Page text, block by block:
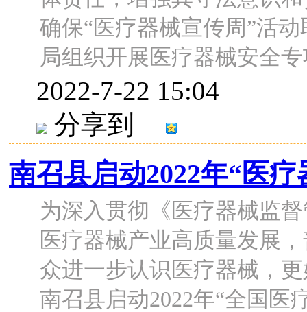
确保“医疗器械宣传周”活
局组织开展医疗器械安全
2022-7-22 15:04
分享到
南召县启动2022年“医
为深入贯彻《医疗器械监
医疗器械产业高质量发展
众进一步认识医疗器械，
南召县启动2022年“全国医